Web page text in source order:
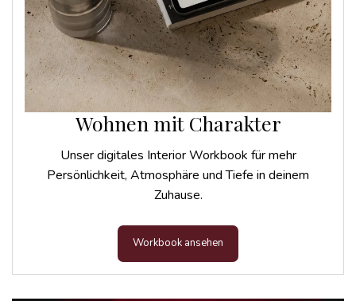
Wohnen mit Charakter
Unser digitales Interior Workbook für mehr
Persönlichkeit, Atmosphäre und Tiefe in deinem
Zuhause.
Workbook ansehen